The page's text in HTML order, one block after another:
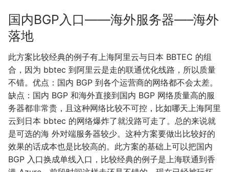
国内BGP入口——海外服务器—–海外
落地
此方案比较经典的例子有上海阿里云与日本 BBTEC 的组
合，因为 bbtec 到阿里云是走的联通优化线路，所以质量
不错。优点：国内 BGP 到各个运营商的网络都不会太差。
缺点：国内 BGP 和海外直接到国内 BGP 网络质量高的服
务器都非常贵，且这种网络比较不可控，比如哪天上海阿里
云到日本 bbtec 的网络爆炸了就没路可走了。总的来说就
是可选的海 外对端服务器较少。这种方案要做出比较好的
效果的话成本也是比较高的。此方案的基础上可以把国内
BGP 入口换成单线入口，比较经典的例子是上海联通到香